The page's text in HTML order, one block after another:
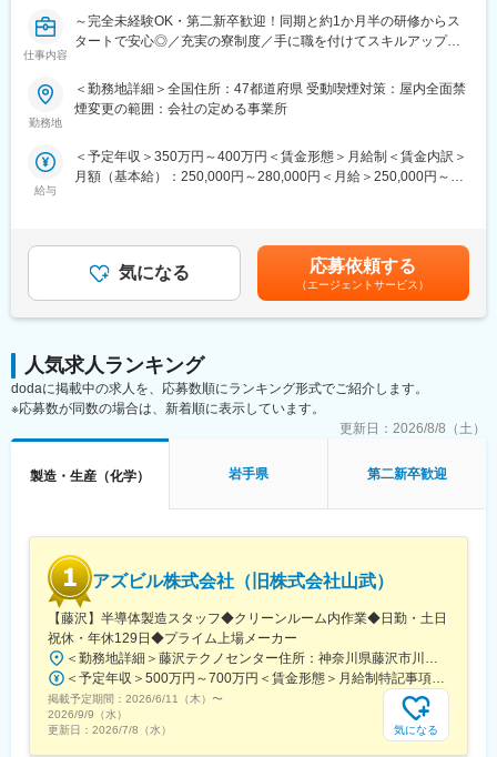
寺駅、花隈駅、宝塚南口駅、黒崎駅前駅、中央区役所前駅、田町
駅(東京都)、本吉原駅、六地蔵駅(京阪線)、山ノ内駅(京都府)、大
木更津駅、千葉みなと駅、新習志野駅、佐倉駅、松戸駅、西船橋
駅、さいたま新都心駅、川越駅、熊谷駅、浦和駅、狭山市駅、南
越谷駅、川口駅、東所沢駅、和光市駅、朝霞台駅、新越谷駅、久
駅、門真市駅、淀屋橋駅、北浜駅(大阪府)、肥後橋駅、江坂駅、東
三国駅、阿波座駅、南港東駅、中之島駅、四ツ橋駅、西三荘駅、
崎駅(東海道本線)、御崎公園駅、医療センター駅、西宮駅(ＪＲ
線)、明石駅、林崎松江海岸駅、京都駅、西院駅(阪急線)、長岡京
大府駅、鶴舞駅、栄駅(愛知県)、金山駅(愛知県)、伏見駅(愛知
県)、豊橋駅、大曽根駅、矢場町駅、藤が丘駅(愛知県)、刈谷駅、
千種駅、小牧原駅、東刈谷駅、土橋駅(愛知県)、新栄町駅(愛知
小牧口駅、常滑駅、岩倉駅(愛知県)、三郷駅(愛知県)、三河安城
駅、稲沢駅、安城駅、共和駅、藤川駅、乙川駅、新金谷駅、三島
駅、掛川駅、新富士駅(静岡県)、藤枝駅、博多駅、小倉駅(福岡
県)、天神駅、呉服町駅(福岡県)、赤坂駅(福岡県)、天神南駅、渡辺
通駅、熊本駅、スタジアムシティサウス駅、いわき駅、金沢駅、
島県)、中電前駅、呉駅、勝田駅、日立駅、大甕駅、常陸多賀駅、
橋駅、新前橋駅、苫小牧駅、さっぽろ駅、青森駅、秋田駅、長岡
中央駅、彦根駅、新宿西口駅、立川駅、千葉駅、あおば通駅、西
松本駅、新静岡駅、第一通り駅、新豊田駅、名古屋駅、名鉄岐阜
駅、四条駅(京都市営)、大阪梅田駅(阪神線)、神戸三宮駅(阪神)、
山陽姫路駅、紙屋町東駅、薬院大通駅、浜町アーケード駅、通町
筋駅、県庁前駅(愛媛県)、高見馬場駅、小川町駅(東京都)、赤坂見
附駅、向原駅(東京都)、人形町駅、新大久保駅、京橋駅(東京都)、
泉岳寺駅、虎ノ門ヒルズ駅、巣鴨新田駅、新御徒町駅、新宿駅(東
京メトロ)、竹橋駅、宝町駅(東京都)、銀座一丁目駅、中野新橋
駅、台場駅、新御茶ノ水駅、内幸町駅、都庁前駅、四ツ谷駅、麹
仕事内容
～完全未経験OK・第二新卒歓迎！同期と約1か月半の研修からス
タートで安心◎／充実の寮制度／手に職を付けてスキルアップ！
■仕事内容
＜具体的には＞
・故障の原因を特定し修理する「事後保全」
仕事です。
※配属先の例：
・自動車メーカー
・家庭用のエアコン など大手企業が中心です！
＼＼未経験でも安心の理由は 研修制度！！／／
入社後は1～2ヶ月の基礎研修からスタート。
・社会人マナー
・機械図面の読み方
■配属の安心ポイント
◎常駐先には必ずチームで配属！
⇒頼れる先輩がいる環境なので、しっかりサポートが受けれる環
境です。
◎配属前に最大3回の面談と配属先見学あり！
⇒希望も確認し配属決定されるので、納得して現場配属日を迎え
られます。
配属後の1日(例)
09:00 出社、業務の引継ぎ
勤務地
＜勤務地詳細＞全国住所：47都道府県 受動喫煙対策：屋内全面禁
煙変更の範囲：会社の定める事業所
給与
＜予定年収＞350万円～400万円＜賃金形態＞月給制＜賃金内訳＞
月額（基本給）：250,000円～280,000円＜月給＞250,000円～
月給27万円＋賞与＋各種手当入社5年：年収500万円：月給30万円
＋賞与＋各種手当賃金はあくまでも目安の金額であり、選考を通
じて上下する可能性があります。月給(月額)は固定手当を含めた表
記です。
気になる 応募依頼する
（エージェントサービス）
人気求人ランキング
dodaに掲載中の求人を、応募数順にランキング形式でご紹介します。
※応募数が同数の場合は、新着順に表示しています。
更新日： 2026/8/8（土）
製造・生産（化学） 岩手県 第二新卒歓迎
アズビル株式会社（旧株式会社山武）
【藤沢】半導体製造スタッフ◆クリーンルーム内作業◆日勤・土日
祝休・年休129日◆プライム上場メーカー
＜勤務地詳細＞藤沢テクノセンター住所：神奈川県藤沢市川名1-12-2 勤務地最寄駅：JR東海道本線／藤沢駅受動喫煙対策：屋内全面禁煙変更の範囲：会社の定める事業所（リモートワーク含む）
＜予定年収＞500万円～700万円＜賃金形態＞月給制特記事項なし＜賃金内訳＞月額（基本給）：320,000円～380,000円＜月給＞320,000円～380,000円＜昇給有無＞有＜残業手当＞有＜給与補足＞・昇給年1回（4月）・賞与年2回（6月・12月、2024年度実績：年8.28ヶ月）※あくまでも年収例となります。実際の給与は経験・スキルを考慮し、決定します。賃金はあくまでも目安の金額であり、選考を通じて上下する可能性があります。月給(月額)は固定手当を含めた表記です。
掲載予定期間： 2026/6/11（木） 〜
2026/9/9（水）
更新日： 2026/7/8（水） 気になる